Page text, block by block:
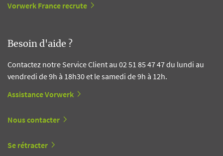
Vorwerk France recrute
Besoin d'aide ?
Contactez notre Service Client au 02 51 85 47 47 du lundi au
vendredi de 9h à 18h30 et le samedi de 9h à 12h.
Assistance Vorwerk
Nous contacter
Se rétracter